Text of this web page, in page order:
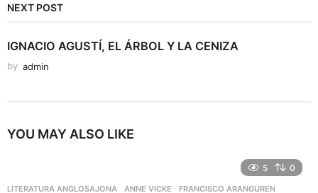
NEXT POST
IGNACIO AGUSTÍ, EL ÁRBOL Y LA CENIZA
by admin
YOU MAY ALSO LIKE
5 0
LITERATURA ANGLOSAJONA ANNE VICKE ,FRANCISCO ARANGUREN